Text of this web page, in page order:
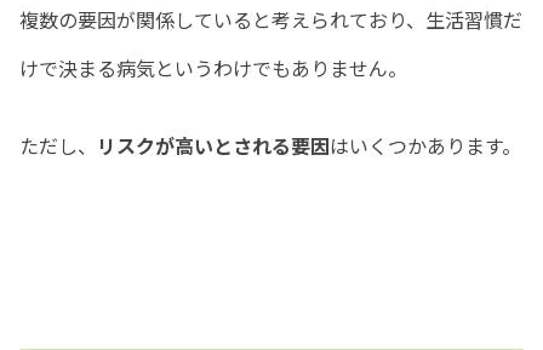
複数の要因が関係していると考えられており、生活習慣だ
けで決まる病気というわけでもありません。
ただし、 リスクが高いとされる要因はいくつかあります。